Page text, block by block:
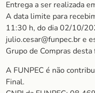
Entrega a ser realizada
A data limite para
11:30 h, do dia 02/10/
julio.cesar@funpec.br e
Grupo de Compras desta
A FUNPEC é não
Final.